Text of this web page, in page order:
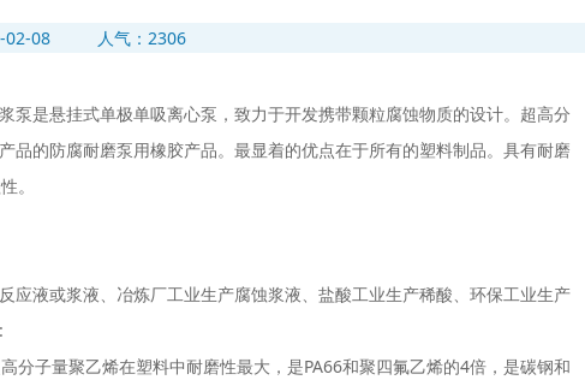
02-08 人气：2306
泵是悬挂式单极单吸离心泵，致力于开发携带颗粒腐蚀物质的设计。超高分
的防腐耐磨泵用橡胶产品。最显着的优点在于所有的塑料制品。具有耐磨
。
应液或浆液、冶炼厂工业生产腐蚀浆液、盐酸工业生产稀酸、环保工业生产
子量聚乙烯在塑料中耐磨性最大，是PA66和聚四氟乙烯的4倍，是碳钢和